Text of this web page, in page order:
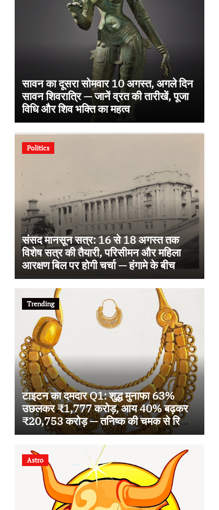
सावन का दूसरा सोमवार 10 अगस्त, अगले दिन
सावन शिवरात्रि — जानें व्रत की तारीखें, पूजा
विधि और शिव भक्ति का महत्व
Politics
संसद मानसून सत्र: 16 से 18 अगस्त तक
विशेष सत्र की तैयारी, परिसीमन और महिला
आरक्षण बिल पर होगी चर्चा — हंगामे के बीच
टैक्सेशन बिल पास
Trending
टाइटन का दमदार Q1: शुद्ध मुनाफा 63%
उछलकर ₹1,777 करोड़, आय 40% बढ़कर
₹20,753 करोड़ — तनिष्क की चमक से रिकॉर्ड
ग्रोथ
Astro